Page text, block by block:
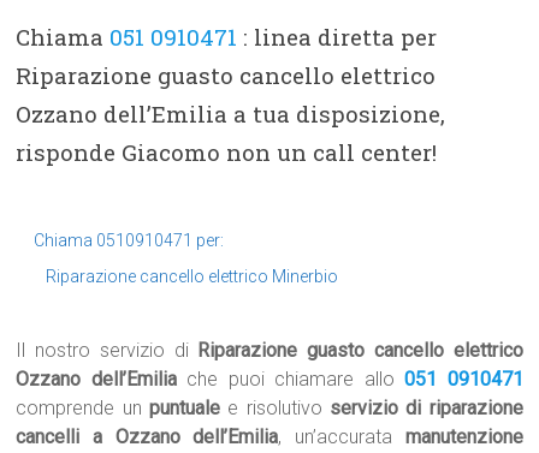
Chiama 051 0910471 : linea diretta per
Riparazione guasto cancello elettrico
Ozzano dell’Emilia a tua disposizione,
risponde Giacomo non un call center!
Chiama 0510910471 per:
Riparazione cancello elettrico Minerbio
Il nostro servizio di Riparazione guasto cancello elettrico
Ozzano dell’Emiliache puoi chiamare allo051 0910471
comprende unpuntuale e risolutivo servizio di riparazione
cancelli a Ozzano dell’Emilia, un’accurata manutenzione